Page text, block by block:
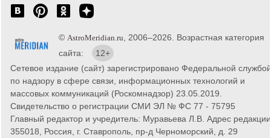
© AstroMeridian.ru , 2006–2026. Возрастная категория
сайта:
12+
Сетевое издание (сайт) зарегистрировано Федеральной службой
по надзору в сфере связи, информационных технологий и
массовых коммуникаций (Роскомнадзор) 23.05.2019.
Свидетельство о регистрации СМИ ЭЛ № ФС 77 - 75795
Главный редактор и учредитель: Муравьева Л.В. Адрес
355018, Россия, г. Ставрополь, пр-д Черноморский, д. 29